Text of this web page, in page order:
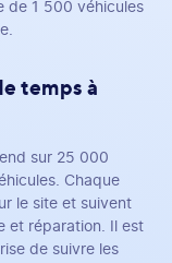
de 1 500 véhicules
temps à
sur 25 000
Chaque
le site et suivent
et réparation. Il est
de suivre les